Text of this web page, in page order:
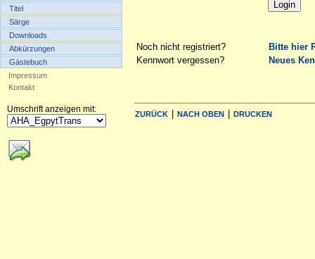
Titel
Särge
Downloads
Abkürzungen
Gästebuch
Impressum
Kontakt
Umschrift anzeigen mit:
Noch nicht registriert?
Bitte hier
Kennwort vergessen?
Neues
ZURÜCK NACH OBEN DRUCKEN